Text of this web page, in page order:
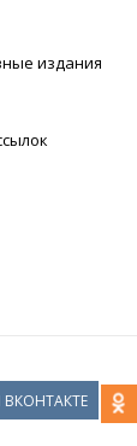
издания